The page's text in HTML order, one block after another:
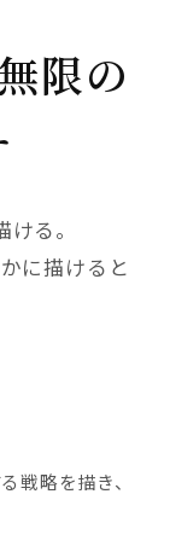
限の
る。
に描けると
戦略を描き、